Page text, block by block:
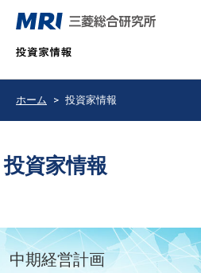
ホーム 投資家情報
投資家情報
豊かで持続可能な未来の共創を使命として、
中期経営計画
決算発表
2026年9月期 中間報告書
会社紹介ムービー